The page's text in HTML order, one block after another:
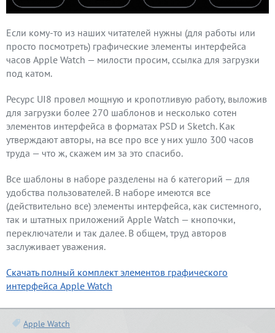
Если кому-то из наших читателей нужны (для работы или
просто посмотреть) графические элементы интерфейса
часов Apple Watch — милости просим, ссылка для загрузки
под катом.
Ресурс UI8 провел мощную и кропотливую работу, выложив
для загрузки более 270 шаблонов и несколько сотен
элементов интерфейса в форматах PSD и Sketch. Как
утверждают авторы, на все про все у них ушло 300 часов
труда — что ж, скажем им за это спасибо.
Все шаблоны в наборе разделены на 6 категорий — для
удобства пользователей. В наборе имеются все
(действительно все) элементы интерфейса, как системного,
так и штатных приложений Apple Watch — кнопочки,
переключатели и так далее. В общем, труд авторов
заслуживает уважения.
Скачать полный комплект элементов графического
интерфейса Apple Watch
Apple Watch